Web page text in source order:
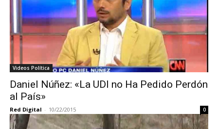
Videos Política
Daniel Núñez: «La UDI no Ha Pedido Perdón
al País»
Red Digital - 10/22/2015 0